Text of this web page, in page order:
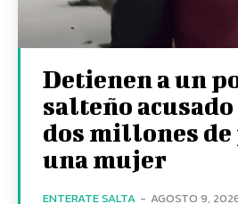
Detienen a un
salteño
dos millones de
una mujer
ENTERATE SALTA - AGOSTO 9,